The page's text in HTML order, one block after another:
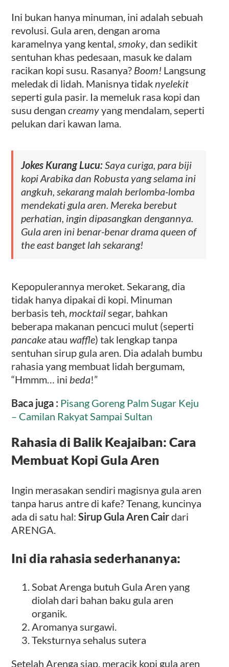
Ini bukan hanya minuman, ini adalah sebuah
revolusi. Gula aren, dengan aroma
karamelnya yang kental,smoky, dan sedikit
sentuhan khas pedesaan, masuk ke dalam
racikan kopi susu. Rasanya? Boom! Langsung
meledak di lidah. Manisnya tidaknyelekit
seperti gula pasir. Ia memeluk rasa kopi dan
susu dengancreamyyang mendalam, seperti
pelukan dari kawan lama.
Jokes Kurang Lucu:Saya curiga, para biji
kopi Arabika dan Robusta yang selama ini
angkuh, sekarang malah berlomba-lomba
mendekati gula aren. Mereka berebut
perhatian, ingin dipasangkan dengannya.
Gula aren ini benar-benar dramaqueen of
the east banget lah sekarang!
Kepopulerannya meroket. Sekarang, dia
tidak hanya dipakai di kopi. Minuman
berbasis teh,mocktailsegar, bahkan
beberapa makanan pencuci mulut (seperti
pancake atau waffle) tak lengkap tanpa
sentuhan sirup gula aren. Dia adalah bumbu
rahasia yang membuat lidah bergumam,
“Hmmm… ini beda!”
Baca juga : Pisang Goreng Palm Sugar Keju
– Camilan Rakyat Sampai Sultan
Rahasia di Balik Keajaiban: Cara
Membuat Kopi Gula Aren
Ingin merasakan sendiri magisnya gula aren
tanpa harus antre di kafe? Tenang, kuncinya
ada di satu hal:Sirup Gula Aren Cairdari
ARENGA.
Ini dia rahasia sederhananya:
Sobat Arenga butuh Gula Aren yang
diolah dari bahan baku gula aren
organik.
Aromanya surgawi.
Teksturnya sehalus sutera
Setelah Arenga siap, meracik kopi gula aren